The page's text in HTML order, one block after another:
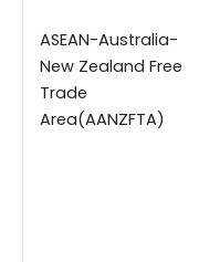
ASEAN-Australia-
New Zealand Free
Trade
Area(AANZFTA)